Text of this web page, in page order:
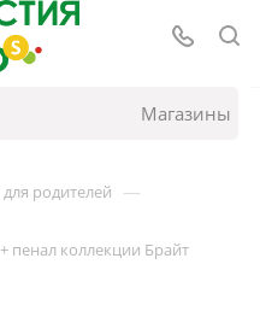
Магазины
родителей —
коллекции Брайт